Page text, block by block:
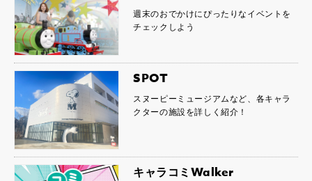
週末のおでかけにぴったりなイベントを
チェックしよう
SPOT
スヌーピーミュージアムなど、各キャラ
クターの施設を詳しく紹介！
キャラコミWalker